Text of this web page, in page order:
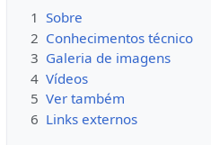
1 Sobre
2 Conhecimentos técnico
3 Galeria de imagens
4 Vídeos
5 Ver também
6 Links externos